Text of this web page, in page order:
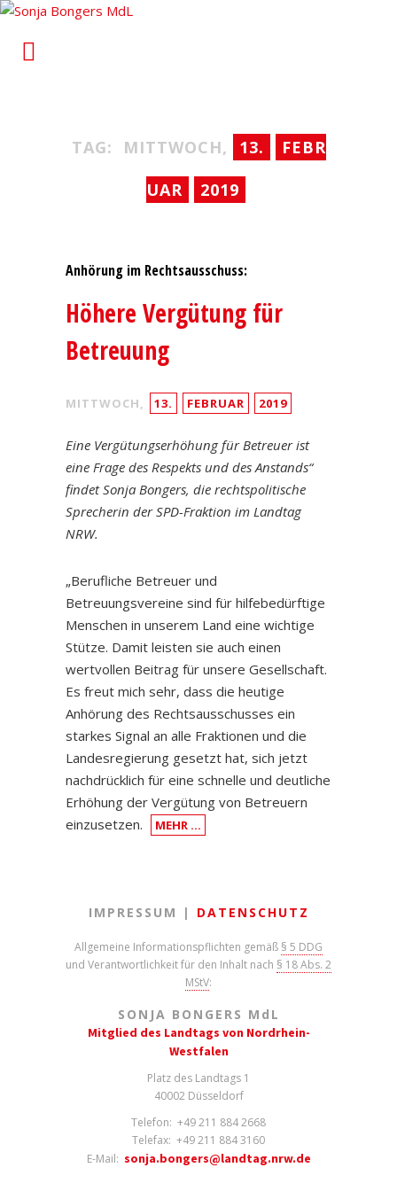
Sonja Bongers MdL
TAG: MITTWOCH, 13.
FEBR
UAR
2019
Anhörung im Rechtsausschuss:
Höhere Vergütung für
Betreuung
MITTWOCH, 13. FEBRUAR 2019
Eine Vergütungserhöhung für Betreuer ist
eine Frage des Respekts und des Anstands“
findet Sonja Bongers, die rechtspolitische
Sprecherin der SPD-Fraktion im Landtag
NRW.
„Berufliche Betreuer und
Betreuungsvereine sind für hilfebedürftige
Menschen in unserem Land eine wichtige
Stütze. Damit leisten sie auch einen
wertvollen Beitrag für unsere Gesellschaft.
Es freut mich sehr, dass die heutige
Anhörung des Rechtsausschusses ein
starkes Signal an alle Fraktionen und die
Landesregierung gesetzt hat, sich jetzt
nachdrücklich für eine schnelle und deutliche
Erhöhung der Vergütung von Betreuern
einzusetzen.
MEHR …
IMPRESSUM | DATENSCHUTZ
Allgemeine Informationspflichten gemäß § 5 DDG
und Verantwortlichkeit für den Inhalt nach § 18 Abs. 2
MStV:
SONJA BONGERS M d L
Mitglied des Landtags von Nordrhein-
Westfalen
Platz des Landtags 1
40002 Düsseldorf
Telefon: +49 211 884 2668
Telefax: +49 211 884 3160
E-Mail: sonja.bongers@landtag.nrw.de